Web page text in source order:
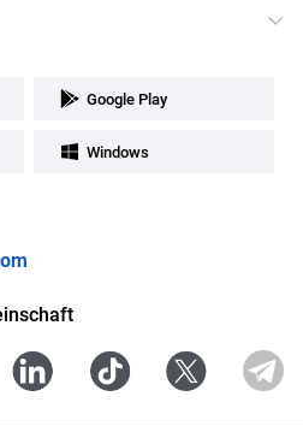
Google Play
Windows